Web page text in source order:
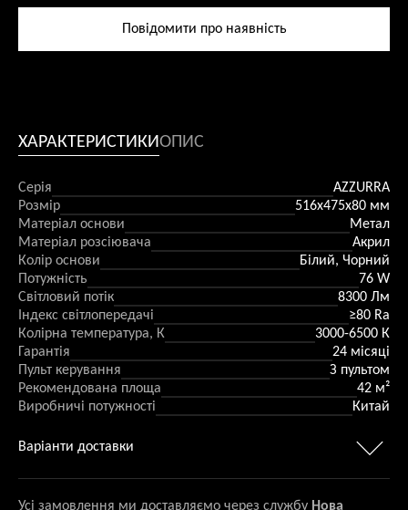
Повідомити про наявність
ХАРАКТЕРИСТИКИОПИС
Серія
AZZURRA
Розмір
516x475х80 мм
Матеріал основи
Метал
Матеріал розсіювача
Акрил
Колір основи
Білий, Чорний
Потужність
76 W
Світловий потік
8300 Лм
Індекс світлопередачі
≥80 Ra
Колірна температура, К
3000-6500 К
Гарантія
24 місяці
Пульт керування
З пультом
Рекомендована площа
42 м²
Виробничі потужності
Китай
Варіанти доставки
Усі замовлення ми доставляємо через службу Нова